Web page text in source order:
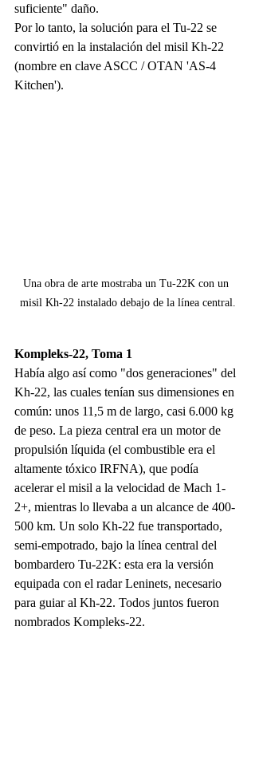
suficiente" daño.
Por lo tanto, la solución para el Tu-22 se
convirtió en la instalación del misil Kh-22
(nombre en clave ASCC / OTAN 'AS-4
Kitchen').
Una obra de arte mostraba un Tu-22K con un
misil Kh-22 instalado debajo de la línea central.
Kompleks-22, Toma 1
Había algo así como "dos generaciones" del
Kh-22, las cuales tenían sus dimensiones en
común: unos 11,5 m de largo, casi 6.000 kg
de peso. La pieza central era un motor de
propulsión líquida (el combustible era el
altamente tóxico IRFNA), que podía
acelerar el misil a la velocidad de Mach 1-
2+, mientras lo llevaba a un alcance de 400-
500 km. Un solo Kh-22 fue transportado,
semi-empotrado, bajo la línea central del
bombardero Tu-22K: esta era la versión
equipada con el radar Leninets, necesario
para guiar al Kh-22. Todos juntos fueron
nombrados Kompleks-22.